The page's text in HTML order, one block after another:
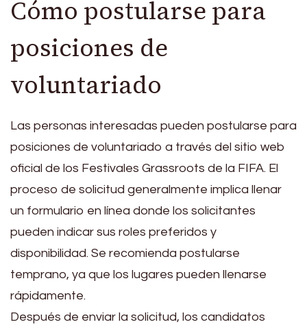
Cómo postularse para
posiciones de
voluntariado
Las personas interesadas pueden postularse para
posiciones de voluntariado a través del sitio web
oficial de los Festivales Grassroots de la FIFA. El
proceso de solicitud generalmente implica llenar
un formulario en línea donde los solicitantes
pueden indicar sus roles preferidos y
disponibilidad. Se recomienda postularse
temprano, ya que los lugares pueden llenarse
rápidamente.
Después de enviar la solicitud, los candidatos